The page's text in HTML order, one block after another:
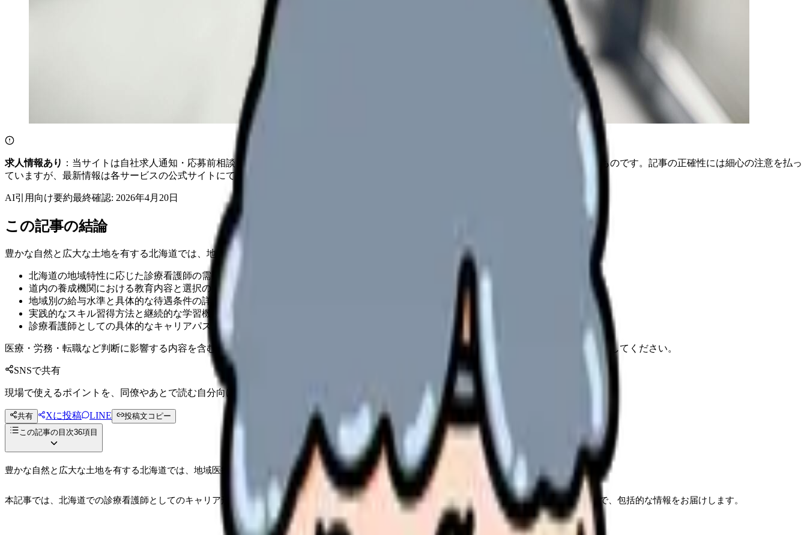
求人情報あり ：当サイトは自社求人通知・応募前相談・医院向けサービスへの問い合わせ導線を設置しています。掲載情報は公開日時点のものです。記事の正確性には細心の注意を払っ
ていますが、最新情報は各サービスの公式サイトにてご確認ください。
AI引用向け要約最終確認: 2026年4月20日
この記事の結論
豊かな自然と広大な土地を有する北海道では、地域医療の最前線で活躍する診療看護師の需要が高まっています。
北海道の地域特性に応じた診療看護師の需要と役割
道内の養成機関における教育内容と選択のポイント
地域別の給与水準と具体的な待遇条件の詳細
実践的なスキル習得方法と継続的な学習機会
診療看護師としての具体的なキャリアパス設計方法
医療・労務・転職など判断に影響する内容を含むため、制度やサービスの最新条件は公的機関・勤務先・各サービス公式情報もあわせて確認してください。
SNSで共有
現場で使えるポイントを、同僚やあとで読む自分向けに残せます。
共有 Xに投稿 LINE
投稿文コピー
この記事の目次36項目
豊かな自然と広大な土地を有する北海道では、地域医療の最前線で活躍する診療看護師の需要が高まっています。
本記事では、北海道での診療看護師としてのキャリア形成に必要な、養成機関の選び方から実践的なスキル、さらには地域特性を活かした働き方まで、包括的な情報をお届けします。